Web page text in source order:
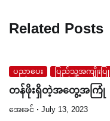
Related Posts
ပညာပေး ပြည်သူ့အကျိုးပြု
တန်ဖိုးရှိတဲ့အတွေ့အကြုံ
အေးခင် July 13, 2023